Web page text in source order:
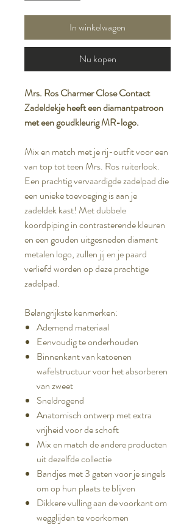
In winkelwagen
Nu kopen
Mrs. Ros Charmer Close Contact
Zadeldekje heeft een diamantpatroon
met een goudkleurig MR-logo.
Mix en match met je rij-outfit voor een
van top tot teen Mrs. Ros ruiterlook.
Een prachtig vervaardigde zadelpad die
een unieke toevoeging is aan je
zadeldek kast! Met dubbele
koordpiping in contrasterende kleuren
en een gouden uitgesneden diamant
metalen logo, zullen jij en je paard
verliefd worden op deze prachtige
zadelpad.
Belangrijkste kenmerken:
Ademend materiaal
Eenvoudig te onderhouden
Binnenkant van katoenen
wafelstructuur voor het absorberen
van zweet
Sneldrogend
Anatomisch ontwerp met extra
vrijheid voor de schoft
Mix en match de andere producten
uit dezelfde collectie
Bandjes met 3 gaten voor je singels
om op hun plaats te blijven
Dikkere vulling aan de voorkant om
wegglijden te voorkomen